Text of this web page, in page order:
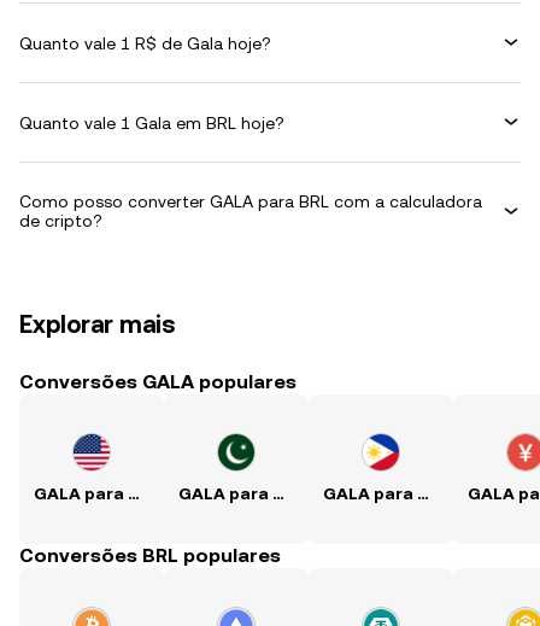
Quanto vale 1 R$ de Gala hoje?
Quanto vale 1 Gala em BRL hoje?
Como posso converter GALA para BRL com a calculadora
de cripto?
Explorar mais
Conversões GALA populares
GALA para USD GALA para PKR GALA para PHP
Conversões BRL populares